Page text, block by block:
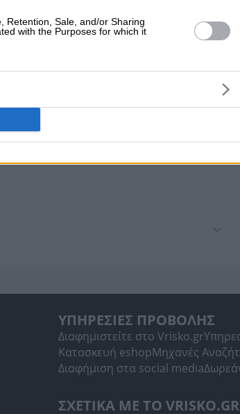
Retention, Sale, and/or Sharing
with the Purposes for which it
ΥΠΗΡΕΣΙΕΣ ΠΡΟΒΟΛΗΣ
Διαφημιστείτε στο Vrisko.gr
Κατασκευή eshopΜηχανές
Διαφήμιση στα social media
ΣΧΕΤΙΚΑ ΜΕ ΤΟ VRISKO.GR